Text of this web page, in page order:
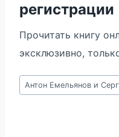
регистрации
Прочитать книгу
эксклюзивно,
Метки
записи:
Антон Емельянов и